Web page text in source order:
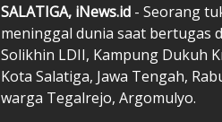
SALATIGA, iNews.id - Seorang
meninggal dunia saat bertugas
Solikhin LDII, Kampung Dukuh
Kota Salatiga, Jawa Tengah,
warga Tegalrejo, Argomulyo.